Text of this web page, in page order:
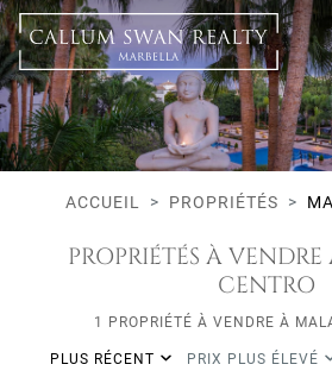
Tous les modes de vie
Malaga - Centro
Toutes les zones
Tous les types
Prix à partir de
Prix jusqu'à
Lits minimums
ACCUEIL PROPRIÉTÉS
PROPRIÉTÉS À
CENTRO
1 PROPRIÉTÉ À VENDRE À
PLUS RÉCENT PRIX PLUS ÉLEVÉ